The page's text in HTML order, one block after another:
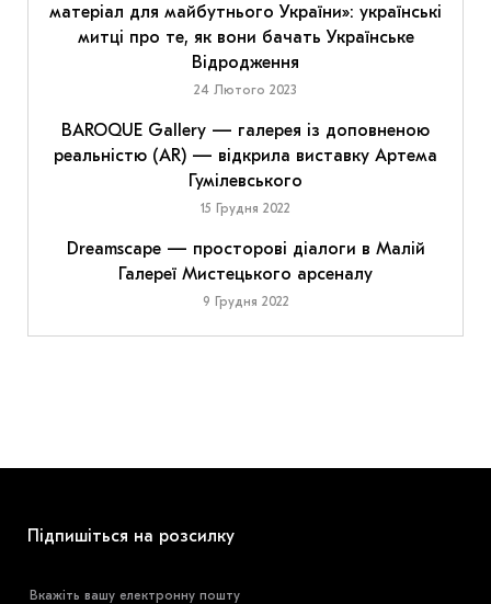
матеріал для майбутнього України»: українські
митці про те, як вони бачать Українське
Відродження
24 Лютого 2023
BAROQUE Gallery — галерея із доповненою
реальністю (AR) — відкрила виставку Артема
Гумілевського
15 Грудня 2022
Dreamscape — просторові діалоги в Малій
Галереї Мистецького арсеналу
9 Грудня 2022
Підпишіться на розсилку